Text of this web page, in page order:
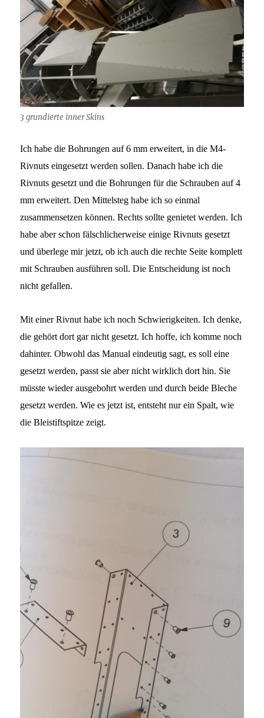
3 grundierte inner Skins
Ich habe die Bohrungen auf 6 mm erweitert, in die M4-
Rivnuts eingesetzt werden sollen. Danach habe ich die
Rivnuts gesetzt und die Bohrungen für die Schrauben auf 4
mm erweitert. Den Mittelsteg habe ich so einmal
zusammensetzen können. Rechts sollte genietet werden. Ich
habe aber schon fälschlicherweise einige Rivnuts gesetzt
und überlege mir jetzt, ob ich auch die rechte Seite komplett
mit Schrauben ausführen soll. Die Entscheidung ist noch
nicht gefallen.
Mit einer Rivnut habe ich noch Schwierigkeiten. Ich denke,
die gehört dort gar nicht gesetzt. Ich hoffe, ich komme noch
dahinter. Obwohl das Manual eindeutig sagt, es soll eine
gesetzt werden, passt sie aber nicht wirklich dort hin. Sie
müsste wieder ausgebohrt werden und durch beide Bleche
gesetzt werden. Wie es jetzt ist, entsteht nur ein Spalt, wie
die Bleistiftspitze zeigt.